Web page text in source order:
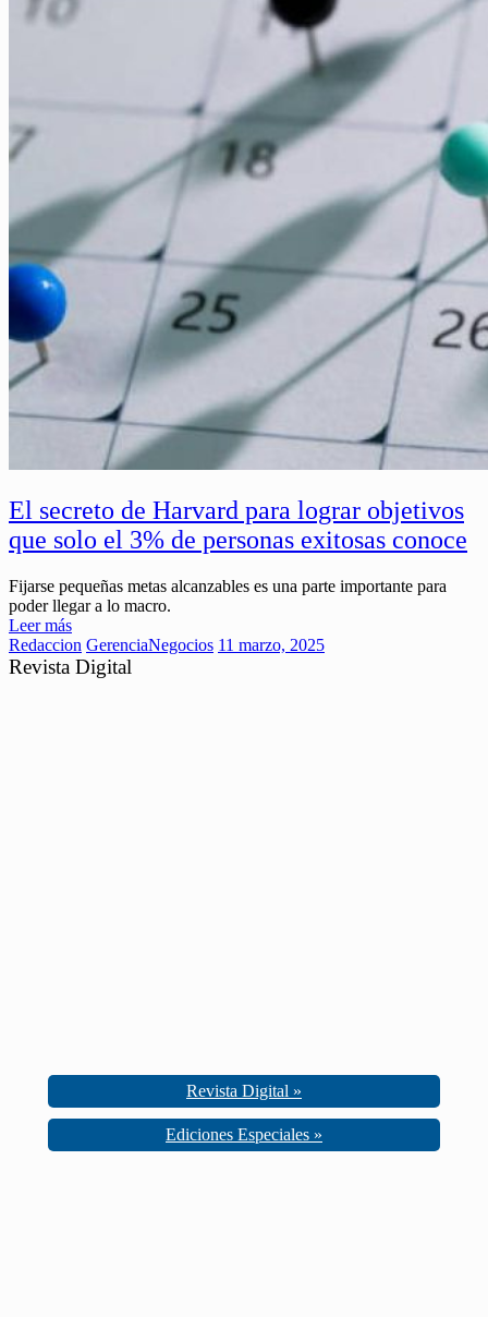
El secreto de Harvard para lograr objetivos
que solo el 3% de personas exitosas conoce
Fijarse pequeñas metas alcanzables es una parte importante para
poder llegar a lo macro.
Leer más
Redaccion GerenciaNegocios 11 marzo, 2025
Revista Digital
Revista Digital »
Ediciones Especiales »